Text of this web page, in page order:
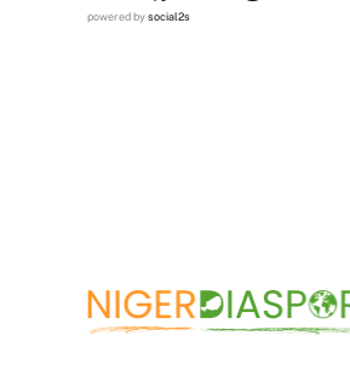
powered bysocial2s